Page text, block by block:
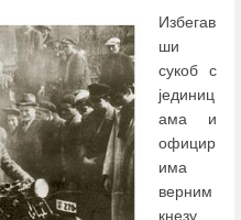
Избегав
ши
сукоб с
јединиц
ама и
официр
има
верним
кнезу